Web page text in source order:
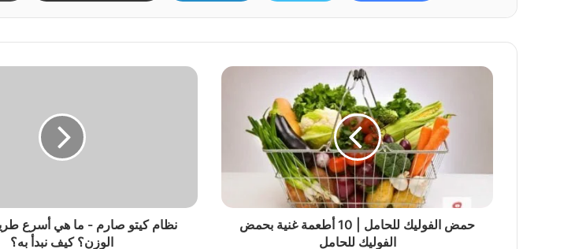
حمض الفوليك للحامل | 10 أطعمة غنية بحمض
الفوليك للحامل
نظام كيتو صارم - ما هي أسرع
الوزن؟ كيف نبدأ به؟